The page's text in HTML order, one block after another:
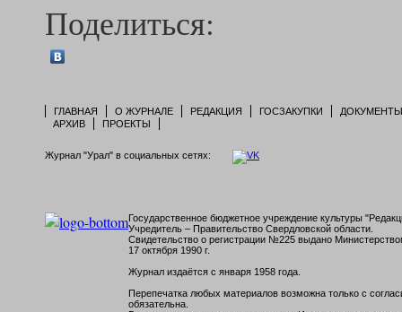
Поделиться:
ГЛАВНАЯ О ЖУРНАЛЕ РЕДАКЦИЯ ГОСЗАКУПКИ
ДОКУМЕНТЫ
АРХИВ
ПРОЕКТЫ
Журнал "Урал" в социальных сетях:
Государственное бюджетное учреждение культуры
Учредитель – Правительство Свердловской области.
Свидетельство о регистрации №225 выдано
17 октября 1990 г.
Журнал издаётся с января 1958 года.
Перепечатка любых материалов возможна только с
обязательна.